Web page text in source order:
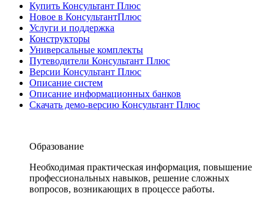
Купить Консультант Плюс
Новое в КонсультантПлюс
Услуги и поддержка
Конструкторы
Универсальные комплекты
Путеводители Консультант Плюс
Версии Консультант Плюс
Описание систем
Описание информационных банков
Скачать демо-версию Консультант Плюс
Образование
Необходимая практическая информация, повышение
профессиональных навыков, решение сложных
вопросов, возникающих в процессе работы.